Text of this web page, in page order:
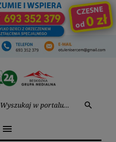
search
menu